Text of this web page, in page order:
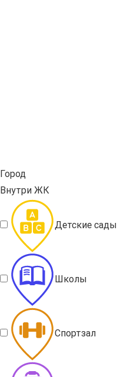
Город
Внутри ЖК
Детские сады
Школы
Спортзал